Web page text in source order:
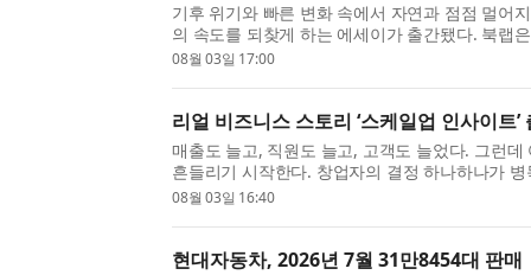
기후 위기와 빠른 변화 속에서 자연과 점점 멀어
의 속도를 되찾게 하는 에세이가 출간됐다. 북랩
사유를 한 권에 담아낸 ‘오늘도 숲이 건네는 말을
08월 03일 17:00
리얼 비즈니스 스토리 ‘스케일업 인사이트’
매출도 늘고, 직원도 늘고, 고객도 늘었다. 그런데
흔들리기 시작한다. 창업자의 결정 하나하나가
퇴사하면 그의 머릿속에만 있던 노하우까지 통째
08월 03일 16:40
현대자동차, 2026년 7월 31만8454대 판매